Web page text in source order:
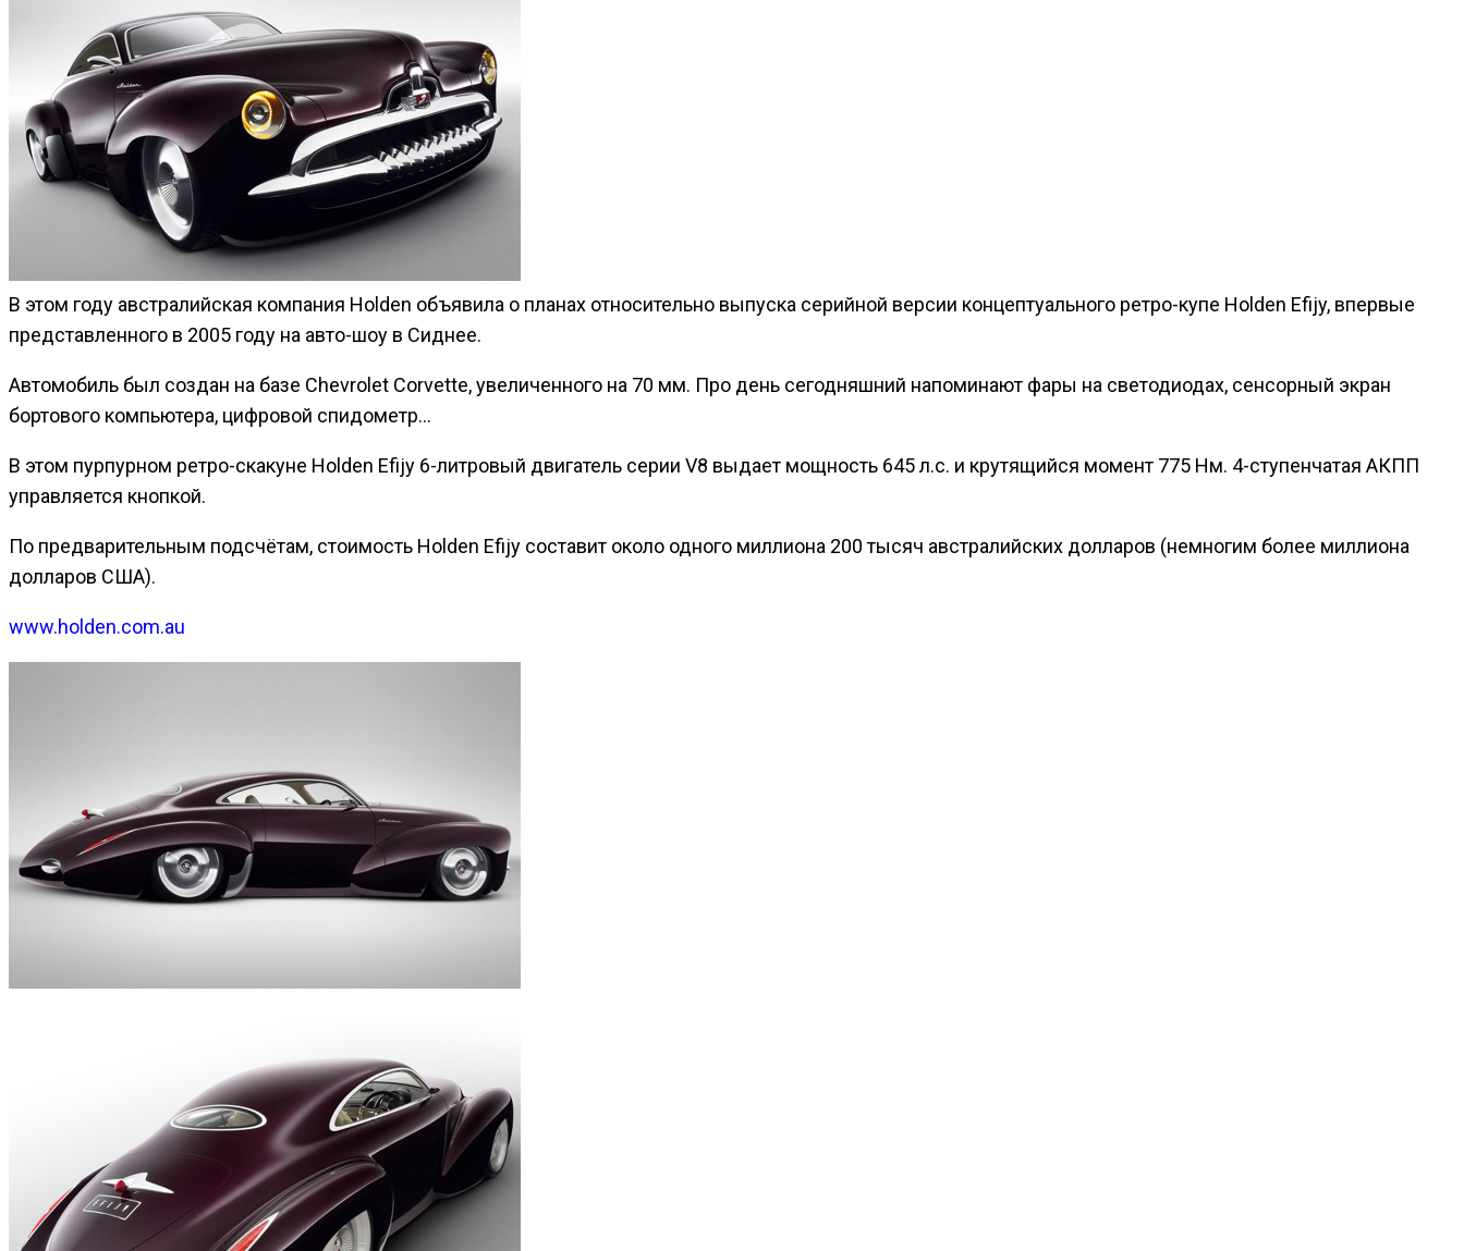
В этом году австралийская компания Holden объявила о планах относительно выпуска серийной версии концептуального ретро-купе Holden Efijy, впервые
представленного в 2005 году на авто-шоу в Сиднее.
Автомобиль был создан на базе Chevrolet Corvette, увеличенного на 70 мм. Про день сегодняшний напоминают фары на светодиодах, сенсорный экран
бортового компьютера, цифровой спидометр…
В этом пурпурном ретро-скакуне Holden Efijy 6-литровый двигатель серии V8 выдает мощность 645 л.с. и крутящийся момент 775 Нм. 4-ступенчатая АКПП
управляется кнопкой.
По предварительным подсчётам, стоимость Holden Efijy составит около одного миллиона 200 тысяч австралийских долларов (немногим более миллиона
долларов США).
www.holden.com.au